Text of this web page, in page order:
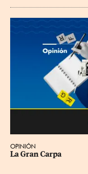
OPINIÓN
La Gran Carpa